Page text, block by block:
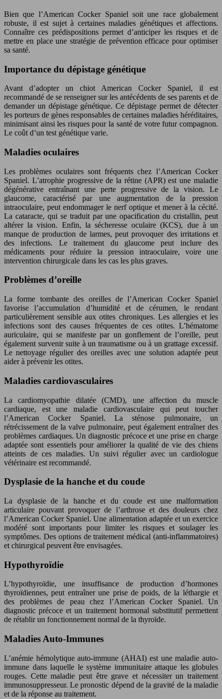
Bien que l’American Cocker Spaniel soit une race globalement
robuste, il est sujet à certaines maladies génétiques et affections.
Connaître ces prédispositions permet d’anticiper les risques et de
mettre en place une stratégie de prévention efficace pour optimiser
sa santé.
Importance du dépistage génétique
Avant d’adopter un chiot American Cocker Spaniel, il est
recommandé de se renseigner sur les antécédents de ses parents et de
demander un dépistage génétique. Ce dépistage permet de détecter
les porteurs de gènes responsables de certaines maladies héréditaires,
minimisant ainsi les risques pour la santé de votre futur compagnon.
Le coût d’un test génétique varie.
Maladies oculaires
Les problèmes oculaires sont fréquents chez l’American Cocker
Spaniel. L’atrophie progressive de la rétine (APR) est une maladie
dégénérative entraînant une perte progressive de la vision. Le
glaucome, caractérisé par une augmentation de la pression
intraoculaire, peut endommager le nerf optique et mener à la cécité.
La cataracte, qui se traduit par une opacification du cristallin, peut
altérer la vision. Enfin, la sécheresse oculaire (KCS), due à un
manque de production de larmes, peut provoquer des irritations et
des infections. Le traitement du glaucome peut inclure des
médicaments pour réduire la pression intraoculaire, voire une
intervention chirurgicale dans les cas les plus graves.
Problèmes d’oreille
La forme tombante des oreilles de l’American Cocker Spaniel
favorise l’accumulation d’humidité et de cérumen, le rendant
particulièrement sensible aux otites chroniques. Les allergies et les
infections sont des causes fréquentes de ces otites. L’hématome
auriculaire, qui se manifeste par un gonflement de l’oreille, peut
également survenir suite à un traumatisme ou à un grattage excessif.
Le nettoyage régulier des oreilles avec une solution adaptée peut
aider à prévenir les otites.
Maladies cardiovasculaires
La cardiomyopathie dilatée (CMD), une affection du muscle
cardiaque, est une maladie cardiovasculaire qui peut toucher
l’American Cocker Spaniel. La sténose pulmonaire, un
rétrécissement de la valve pulmonaire, peut également entraîner des
problèmes cardiaques. Un diagnostic précoce et une prise en charge
adaptée sont essentiels pour améliorer la qualité de vie des chiens
atteints de ces maladies. Un suivi régulier avec un cardiologue
vétérinaire est recommandé.
Dysplasie de la hanche et du coude
La dysplasie de la hanche et du coude est une malformation
articulaire pouvant provoquer de l’arthrose et des douleurs chez
l’American Cocker Spaniel. Une alimentation adaptée et un exercice
modéré sont importants pour limiter les risques et soulager les
symptômes. Des options de traitement médical (anti-inflammatoires)
et chirurgical peuvent être envisagées.
Hypothyroïdie
L’hypothyroïdie, une insuffisance de production d’hormones
thyroïdiennes, peut entraîner une prise de poids, de la léthargie et
des problèmes de peau chez l’American Cocker Spaniel. Un
diagnostic précoce et un traitement hormonal substitutif permettent
de rétablir un fonctionnement normal de la thyroïde.
Maladies Auto-Immunes
L’anémie hémolytique auto-immune (AHAI) est une maladie auto-
immune dans laquelle le système immunitaire attaque les globules
rouges. Cette maladie peut être grave et nécessiter un traitement
immunosuppresseur. Le pronostic dépend de la gravité de la maladie
et de la réponse au traitement.